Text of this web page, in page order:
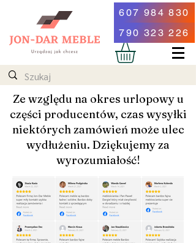
607 984 830
790 323 226
Ze względu na okres urlopowy u
części producentów, czas wysyłki
niektórych zamówień może ulec
wydłużeniu. Dziękujemy za
wyrozumiałość!